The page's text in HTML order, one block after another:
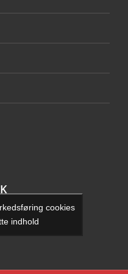
cookies
indhold